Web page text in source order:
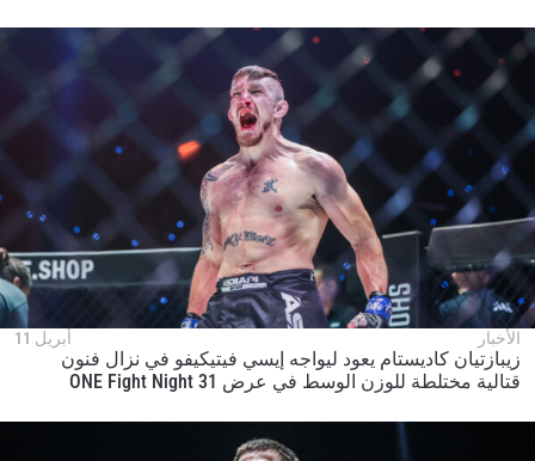
الأخبار أبريل 11
زيبازتيان كاديستام يعود ليواجه إيسي فيتيكيفو في نزال فنون
قتالية مختلطة للوزن الوسط في عرض ONE Fight Night 31
إشترك
بإرسال هذا النموذج، فإنك توافق على جمعنا لمعلوماتك
واستخدامها والإفصاح عنها بموجبسياسة الخصوصية
يمكنك إلغاء الاشتراك في هذه المنشورات في أي وقت.